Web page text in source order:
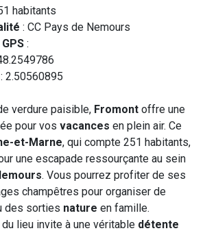
habitants
: CC Pays de Nemours
:
2.50560895
verdure paisible, Fromont offre une
pour vos vacances en plein air. Ce
et-Marne, qui compte 251 habitants,
une escapade ressourçante au sein
. Vous pourrez profiter de ses
champêtres pour organiser de
des sorties nature en famille.
lieu invite à une véritable détente